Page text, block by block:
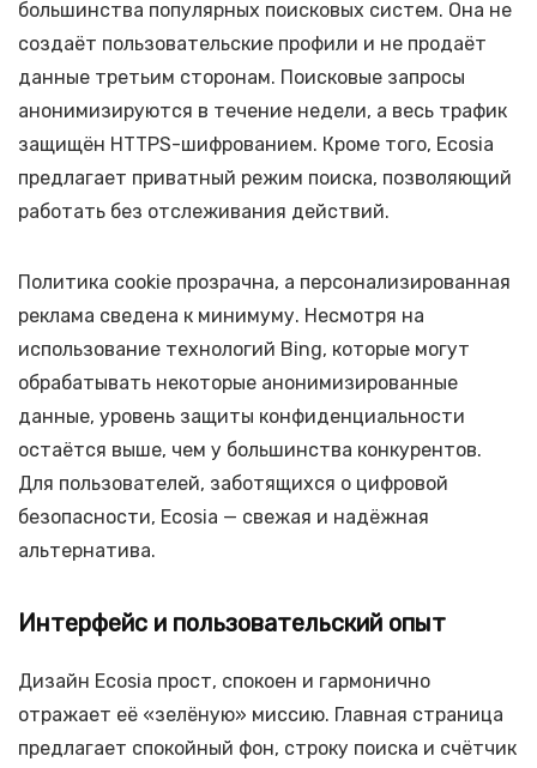
большинства популярных поисковых систем. Она не
создаёт пользовательские профили и не продаёт
данные третьим сторонам. Поисковые запросы
анонимизируются в течение недели, а весь трафик
защищён HTTPS-шифрованием. Кроме того, Ecosia
предлагает приватный режим поиска, позволяющий
работать без отслеживания действий.
Политика cookie прозрачна, а персонализированная
реклама сведена к минимуму. Несмотря на
использование технологий Bing, которые могут
обрабатывать некоторые анонимизированные
данные, уровень защиты конфиденциальности
остаётся выше, чем у большинства конкурентов.
Для пользователей, заботящихся о цифровой
безопасности, Ecosia — свежая и надёжная
альтернатива.
Интерфейс и пользовательский опыт
Дизайн Ecosia прост, спокоен и гармонично
отражает её «зелёную» миссию. Главная страница
предлагает спокойный фон, строку поиска и счётчик